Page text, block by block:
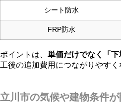
シート防水
FRP防水
ポイントは、 単価だけでなく「
工後の追加費用につながりやすく
立川市の気候や建物条件